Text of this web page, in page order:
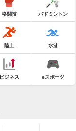
格闘技 バドミントン
陸上 水泳
ビジネス eスポーツ